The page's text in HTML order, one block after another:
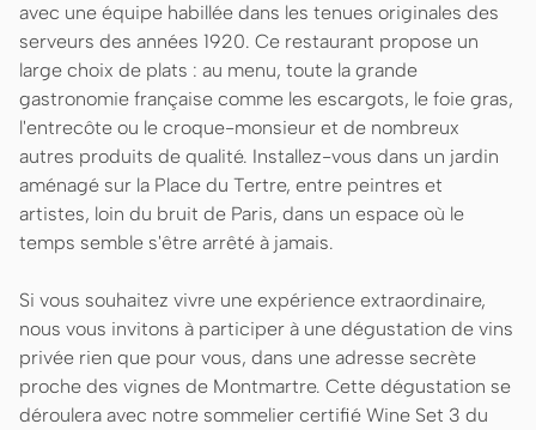
avec une équipe habillée dans les tenues originales des
serveurs des années 1920. Ce restaurant propose un
large choix de plats : au menu, toute la grande
gastronomie française comme les escargots, le foie gras,
l'entrecôte ou le croque-monsieur et de nombreux
autres produits de qualité. Installez-vous dans un jardin
aménagé sur la Place du Tertre, entre peintres et
artistes, loin du bruit de Paris, dans un espace où le
temps semble s'être arrêté à jamais.
Si vous souhaitez vivre une expérience extraordinaire,
nous vous invitons à participer à une dégustation de vins
privée rien que pour vous, dans une adresse secrète
proche des vignes de Montmartre. Cette dégustation se
déroulera avec notre sommelier certifié Wine Set 3 du